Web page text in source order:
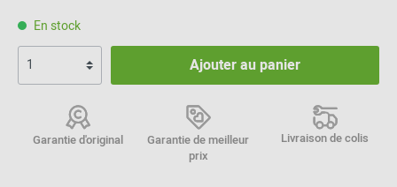
En stock
Ajouter au panier
Garantie d'original
Garantie de meilleur
prix
Livraison de colis